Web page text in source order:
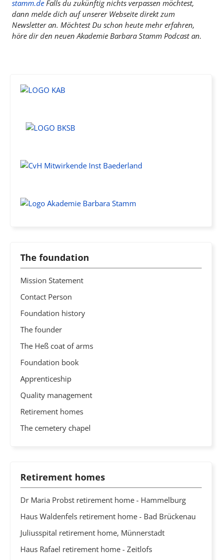
stamm.de Falls du zukünftig nichts verpassen möchtest,
dann melde dich auf unserer Webseite direkt zum
Newsletter an. Möchtest Du schon heute mehr erfahren,
höre dir den neuen Akademie Barbara Stamm Podcast an.
The foundation
Mission Statement
Contact Person
Foundation history
The founder
The Heß coat of arms
Foundation book
Apprenticeship
Quality management
Retirement homes
The cemetery chapel
Retirement homes
Dr Maria Probst retirement home - Hammelburg
Haus Waldenfels retirement home - Bad Brückenau
Juliusspital retirement home, Münnerstadt
Haus Rafael retirement home - Zeitlofs